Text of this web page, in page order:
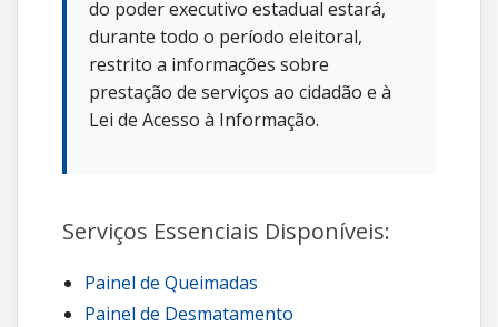
do poder executivo estadual estará,
durante todo o período eleitoral,
restrito a informações sobre
prestação de serviços ao cidadão e à
Lei de Acesso à Informação.
Serviços Essenciais Disponíveis:
Painel de Queimadas
Painel de Desmatamento